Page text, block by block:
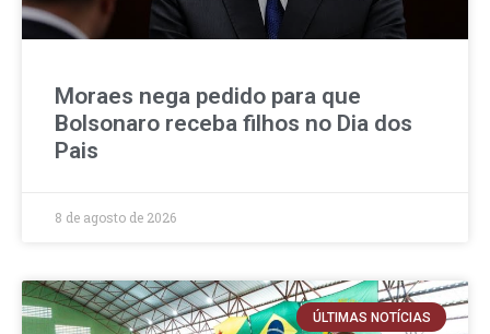
Moraes nega pedido para que
Bolsonaro receba filhos no Dia dos
Pais
8 de agosto de 2026
ÚLTIMAS NOTÍCIAS